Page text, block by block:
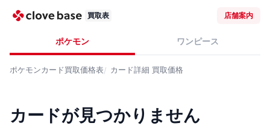
買取表 店舗案内
ポケモン ワンピース
ポケモンカード買取価格表 カード詳細 買取価格
カードが見つかりません